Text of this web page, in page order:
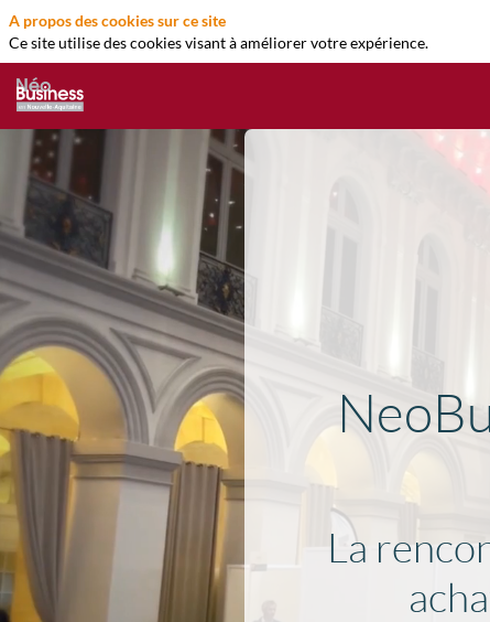
La
A propos des cookies sur ce site
Ce site utilise des cookies visant à améliorer votre expérience.